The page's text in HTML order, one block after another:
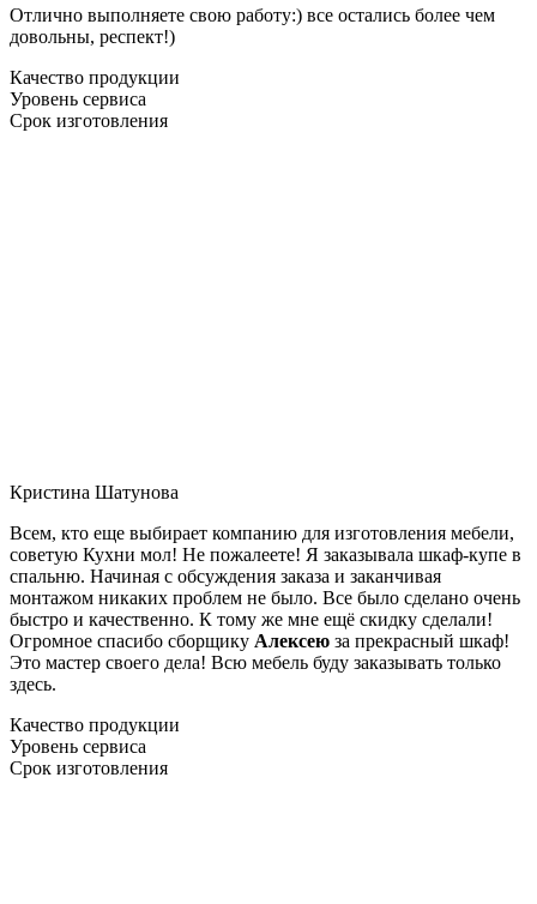
Отлично выполняете свою работу:) все остались более чем
довольны, респект!)
Качество продукции
Уровень сервиса
Срок изготовления
Кристина Шатунова
Всем, кто еще выбирает компанию для изготовления мебели,
советую Кухни мол! Не пожалеете! Я заказывала шкаф-купе в
спальню. Начиная с обсуждения заказа и заканчивая
монтажом никаких проблем не было. Все было сделано очень
быстро и качественно. К тому же мне ещё скидку сделали!
Огромное спасибо сборщику Алексею за прекрасный шкаф!
Это мастер своего дела! Всю мебель буду заказывать только
здесь.
Качество продукции
Уровень сервиса
Срок изготовления